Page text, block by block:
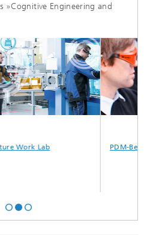
»Cognitive Engineering and
Work Lab PDM-